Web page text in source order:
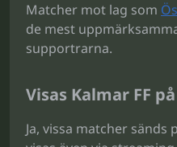
Matcher mot lag som
de mest
supportrarna.
Visas Kalmar FF
Ja, vissa matcher sänds